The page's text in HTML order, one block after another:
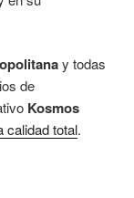
y todas
de
Kosmos
calidad total.